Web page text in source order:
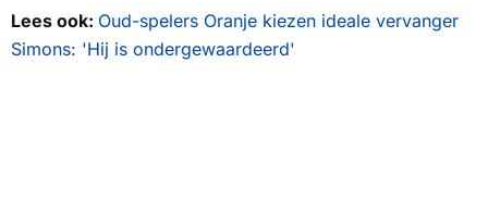
Lees ook: Oud-spelers Oranje kiezen ideale vervanger
Simons: 'Hij is ondergewaardeerd'